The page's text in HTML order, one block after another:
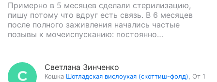
Примерно в 5 месяцев сделали стерилизацию,
пишу потому что вдруг есть связь. В 6 месяцев
после полного заживления начались частые
позывы к мочеиспусканию: постоянно
Светлана Зинченко
Кошка Шотладская вислоухая (скоттиш-фолд)
От 1